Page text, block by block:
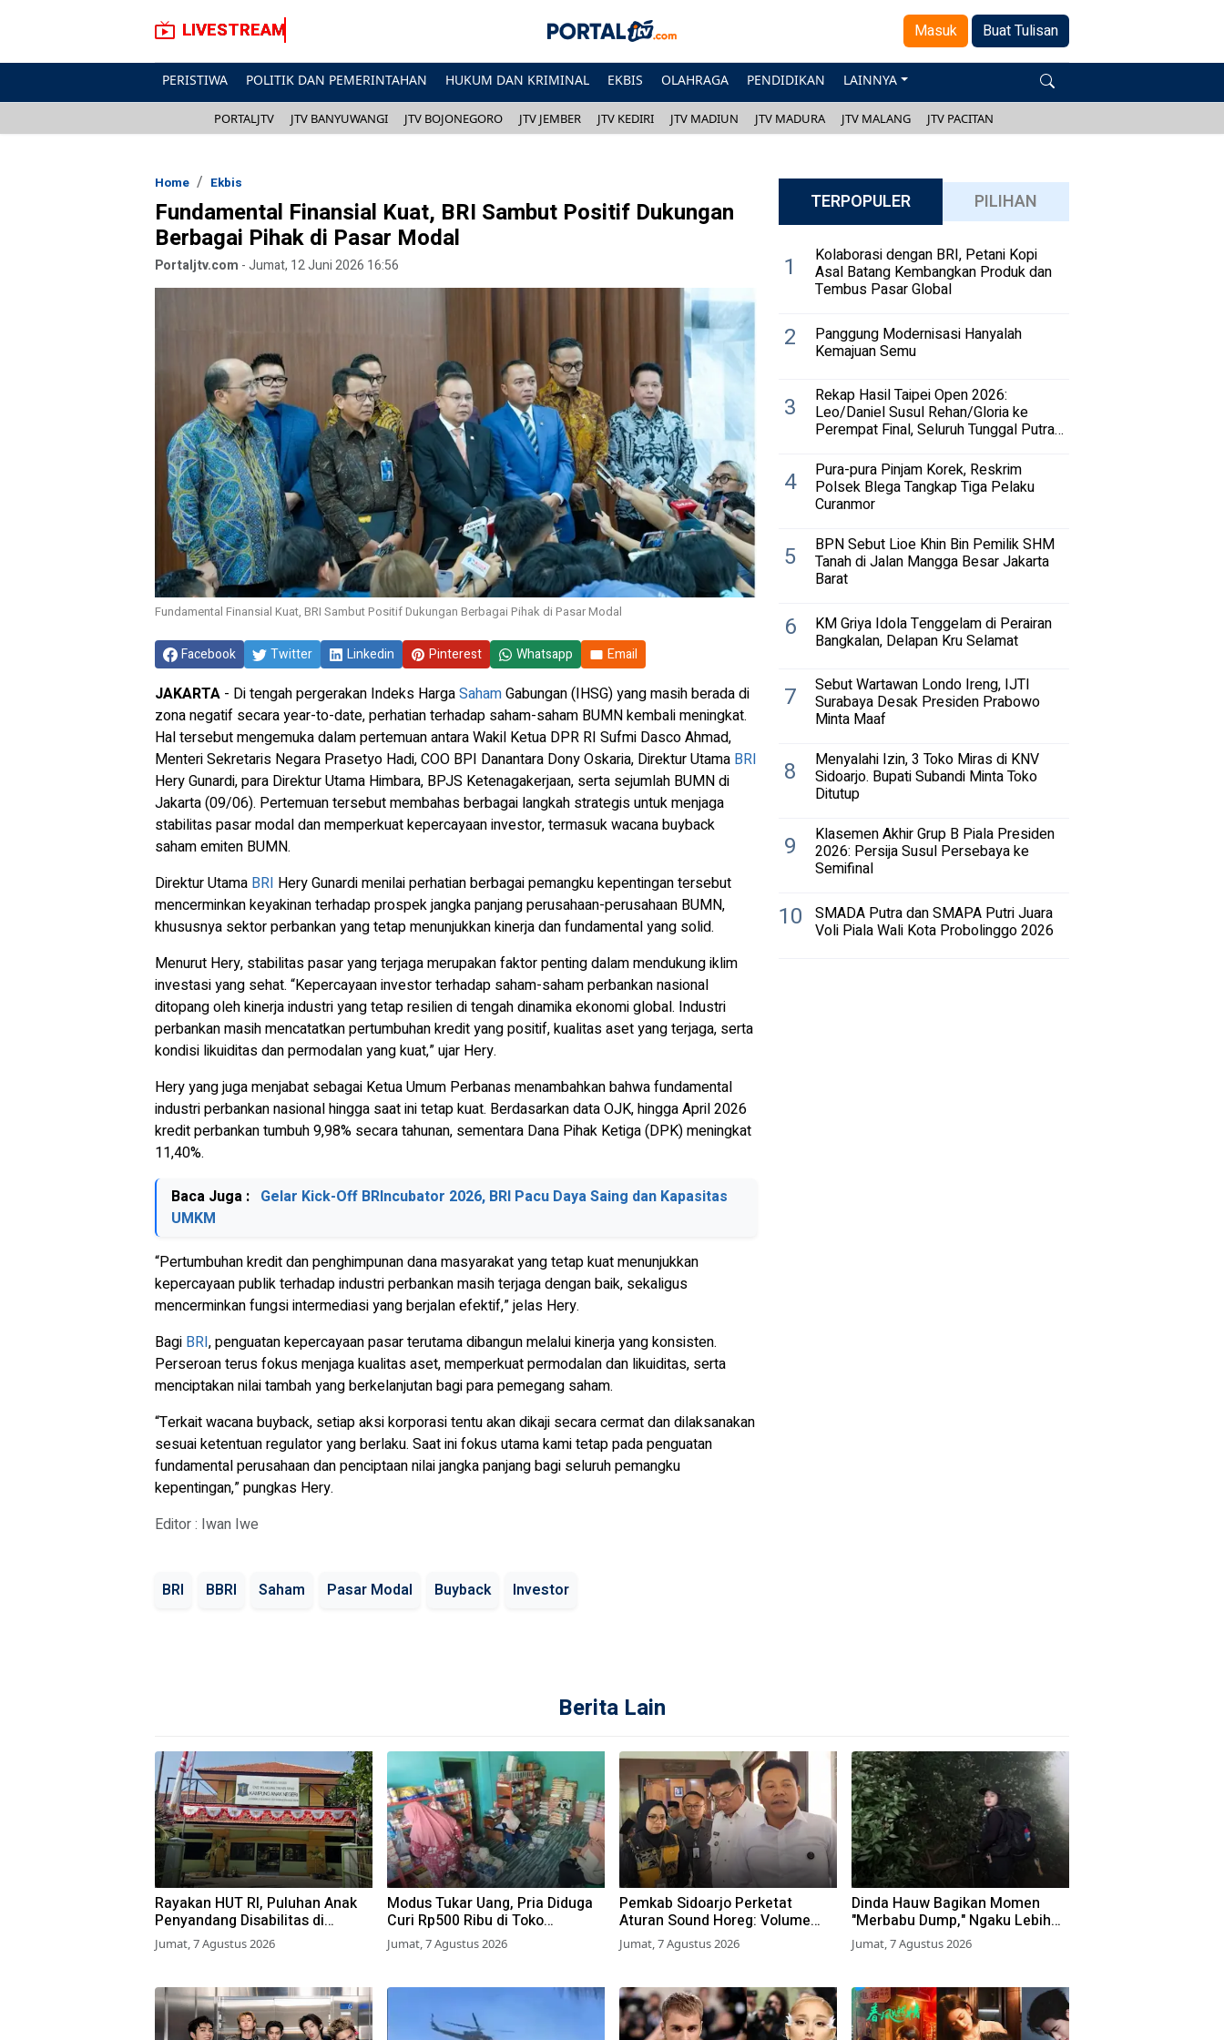
LIVESTREAM Masuk Buat Tulisan
PERISTIWA POLITIK DAN PEMERINTAHAN HUKUM DAN KRIMINAL EKBIS OLAHRAGA PENDIDIKAN LAINNYA
PORTALJTV JTV BANYUWANGI JTV BOJONEGORO JTV JEMBER JTV KEDIRI JTV MADIUN JTV MADURA JTV MALANG JTV PACITAN
Home Ekbis
Fundamental Finansial Kuat, BRI Sambut Positif Dukungan
Berbagai Pihak di Pasar Modal
Portaljtv.com -Jumat, 12 Juni 2026 16:56
Fundamental Finansial Kuat, BRI Sambut Positif Dukungan Berbagai Pihak di Pasar Modal
Facebook Twitter Linkedin Pinterest Whatsapp Email
JAKARTA - Di tengah pergerakan Indeks HargaSahamGabungan (IHSG) yang masih berada di
zona negatif secarayear-to-date, perhatian terhadap saham-saham BUMN kembali meningkat.
Hal tersebut mengemuka dalam pertemuan antara Wakil Ketua DPR RI Sufmi Dasco Ahmad,
Menteri Sekretaris Negara Prasetyo Hadi, COO BPI Danantara Dony Oskaria, Direktur Utama BRI
Hery Gunardi, para Direktur Utama Himbara, BPJS Ketenagakerjaan, serta sejumlah BUMN di
Jakarta (09/06). Pertemuan tersebut membahas berbagai langkah strategis untuk menjaga
stabilitas pasar modal dan memperkuat kepercayaan investor, termasuk wacanabuyback
saham emiten BUMN.
Direktur Utama BRI Hery Gunardi menilai perhatian berbagai pemangku kepentingan tersebut
mencerminkan keyakinan terhadap prospek jangka panjang perusahaan-perusahaan BUMN,
khususnya sektor perbankan yang tetap menunjukkan kinerja dan fundamental yang solid.
Menurut Hery, stabilitas pasar yang terjaga merupakan faktor penting dalam mendukung iklim
investasi yang sehat. “Kepercayaan investor terhadap saham-saham perbankan nasional
ditopang oleh kinerja industri yang tetap resilien di tengah dinamika ekonomi global. Industri
perbankan masih mencatatkan pertumbuhan kredit yang positif, kualitas aset yang terjaga, serta
kondisi likuiditas dan permodalan yang kuat,” ujar Hery.
Hery yang juga menjabat sebagai Ketua Umum Perbanas menambahkan bahwa fundamental
industri perbankan nasional hingga saat ini tetap kuat. Berdasarkan data OJK, hingga April 2026
kredit perbankan tumbuh 9,98% secara tahunan, sementara Dana Pihak Ketiga (DPK) meningkat
11,40%.
Baca Juga : Gelar Kick-Off BRIncubator 2026, BRI Pacu Daya Saing dan Kapasitas
UMKM
“Pertumbuhan kredit dan penghimpunan dana masyarakat yang tetap kuat menunjukkan
kepercayaan publik terhadap industri perbankan masih terjaga dengan baik, sekaligus
mencerminkan fungsi intermediasi yang berjalan efektif,” jelas Hery.
Bagi BRI, penguatan kepercayaan pasar terutama dibangun melalui kinerja yang konsisten.
Perseroan terus fokus menjaga kualitas aset, memperkuat permodalan dan likuiditas, serta
menciptakan nilai tambah yang berkelanjutan bagi para pemegang saham.
“Terkait wacanabuyback, setiap aksi korporasi tentu akan dikaji secara cermat dan dilaksanakan
sesuai ketentuan regulator yang berlaku. Saat ini fokus utama kami tetap pada penguatan
fundamental perusahaan dan penciptaan nilai jangka panjang bagi seluruh pemangku
kepentingan,” pungkas Hery.
Editor : Iwan Iwe
BRI BBRI Saham Pasar Modal Buyback Investor
TERPOPULER PILIHAN
1 Kolaborasi dengan BRI, Petani Kopi
Asal Batang Kembangkan Produk dan
Tembus Pasar Global
2 Panggung Modernisasi Hanyalah
Kemajuan Semu
3 Rekap Hasil Taipei Open 2026:
Leo/Daniel Susul Rehan/Gloria ke
Perempat Final, Seluruh Tunggal Putra
4 Pura-pura Pinjam Korek, Reskrim
Polsek Blega Tangkap Tiga Pelaku
Curanmor
5 BPN Sebut Lioe Khin Bin Pemilik SHM
Tanah di Jalan Mangga Besar Jakarta
Barat
6 KM Griya Idola Tenggelam di Perairan
Bangkalan, Delapan Kru Selamat
7 Sebut Wartawan Londo Ireng, IJTI
Surabaya Desak Presiden Prabowo
Minta Maaf
8 Menyalahi Izin, 3 Toko Miras di KNV
Sidoarjo. Bupati Subandi Minta Toko
Ditutup
9 Klasemen Akhir Grup B Piala Presiden
2026: Persija Susul Persebaya ke
Semifinal
10 SMADA Putra dan SMAPA Putri Juara
Voli Piala Wali Kota Probolinggo 2026
Berita Lain
Rayakan HUT RI, Puluhan Anak
Penyandang Disabilitas di
Surabaya Ikuti Beragam Lomba
Jumat, 7 Agustus 2026
Modus Tukar Uang, Pria Diduga
Curi Rp500 Ribu di Toko
Pasuruan
Jumat, 7 Agustus 2026
Pemkab Sidoarjo Perketat
Aturan Sound Horeg: Volume
Dibatasi 55 dB, Wajib Kantongi
Izin
Jumat, 7 Agustus 2026
Dinda Hauw Bagikan Momen
"Merbabu Dump," Ngaku Lebih
Capek Dibanding Gunung
Sumbing
Jumat, 7 Agustus 2026